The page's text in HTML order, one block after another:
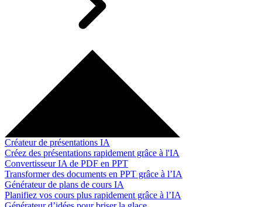
Créateur de présentations IA
Créez des présentations rapidement grâce à l'IA
Convertisseur IA de PDF en PPT
Transformer des documents en PPT grâce à l’IA
Générateur de plans de cours IA
Planifiez vos cours plus rapidement grâce à l’IA